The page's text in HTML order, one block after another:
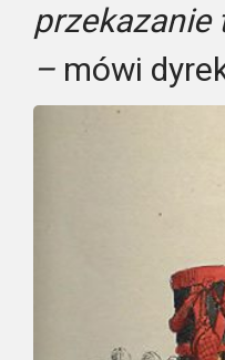
przekazanie
– mówi